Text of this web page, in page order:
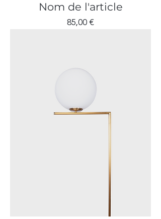
Nom de l'article
Prix
85,00 €